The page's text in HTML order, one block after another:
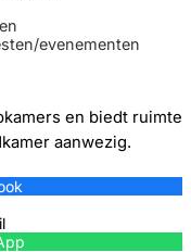
evenementen
en biedt ruimte
aanwezig.